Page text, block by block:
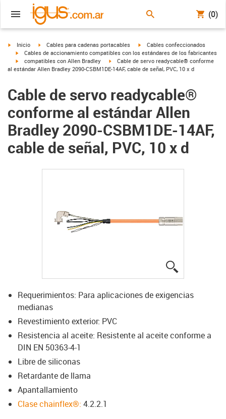
(0)
igus-icon-arrow-right
Inicio igus-icon-arrow-right
Cables para cadenas portacables igus-icon-arrow-right
Cables confeccionados
igus-icon-arrow-right
Cables de accionamiento compatibles con los estándares de los fabricantes
igus-icon-arrow-right
compatibles con Allen Bradley igus-icon-arrow-right
Cable de servo readycable® conforme
al estándar Allen Bradley 2090-CSBM1DE-14AF, cable de señal, PVC, 10 x d
Cable de servo readycable®
conforme al estándar Allen
Bradley 2090-CSBM1DE-14AF,
cable de señal, PVC, 10 x d
Requerimientos: Para aplicaciones de exigencias
medianas
Revestimiento exterior: PVC
Resistencia al aceite: Resistente al aceite conforme a
DIN EN 50363-4-1
Libre de siliconas
Retardante de llama
Apantallamiento
Clase chainflex®: 4.2.2.1